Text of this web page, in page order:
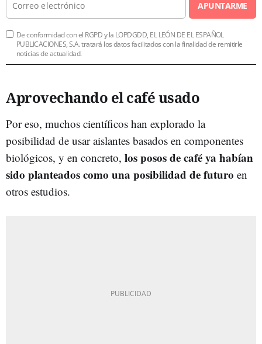
APUNTARME
De conformidad con el RGPD y la LOPDGDD, EL LEÓN DE EL ESPAÑOL
PUBLICACIONES, S.A. tratará los datos facilitados con la finalidad de remitirle
noticias de actualidad.
Aprovechando el café usado
Por eso, muchos científicos han explorado la
posibilidad de usar aislantes basados en componentes
biológicos, y en concreto, los posos de café ya habían
sido planteados como una posibilidad de futuro en
otros estudios.